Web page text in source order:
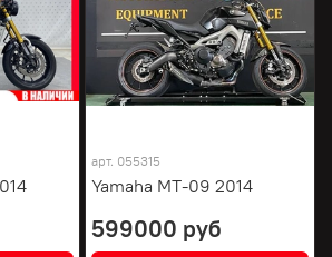
арт. 055315
Yamaha MT-09 2014
599000 руб